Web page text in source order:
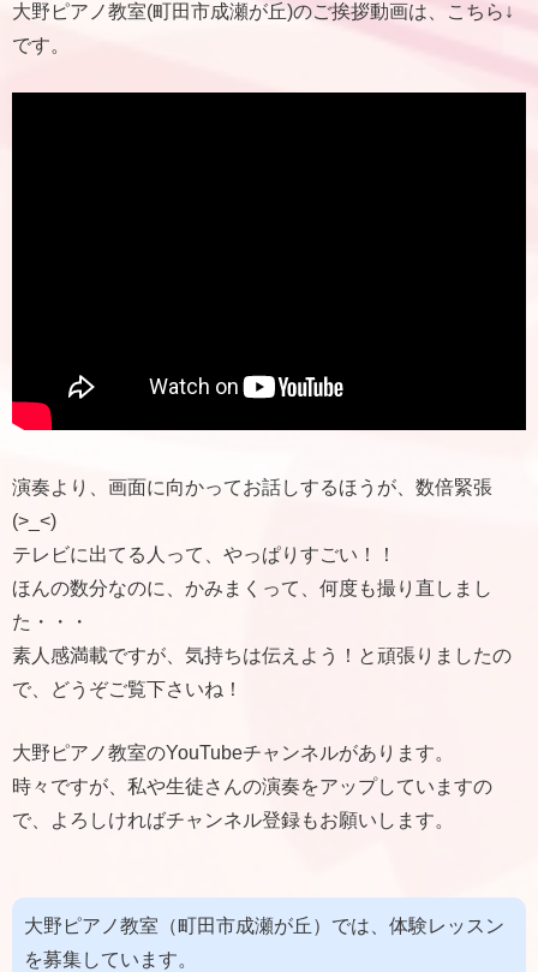
大野ピアノ教室(町田市成瀬が丘)のご挨拶動画は、こちら↓
です。
演奏より、画面に向かってお話しするほうが、数倍緊張
(>_<)
テレビに出てる人って、やっぱりすごい！！
ほんの数分なのに、かみまくって、何度も撮り直しまし
た・・・
素人感満載ですが、気持ちは伝えよう！と頑張りましたの
で、どうぞご覧下さいね！
大野ピアノ教室のYouTubeチャンネルがあります。
時々ですが、私や生徒さんの演奏をアップしていますの
で、よろしければチャンネル登録もお願いします。
大野ピアノ教室（町田市成瀬が丘）では、体験レッスン
を募集しています。